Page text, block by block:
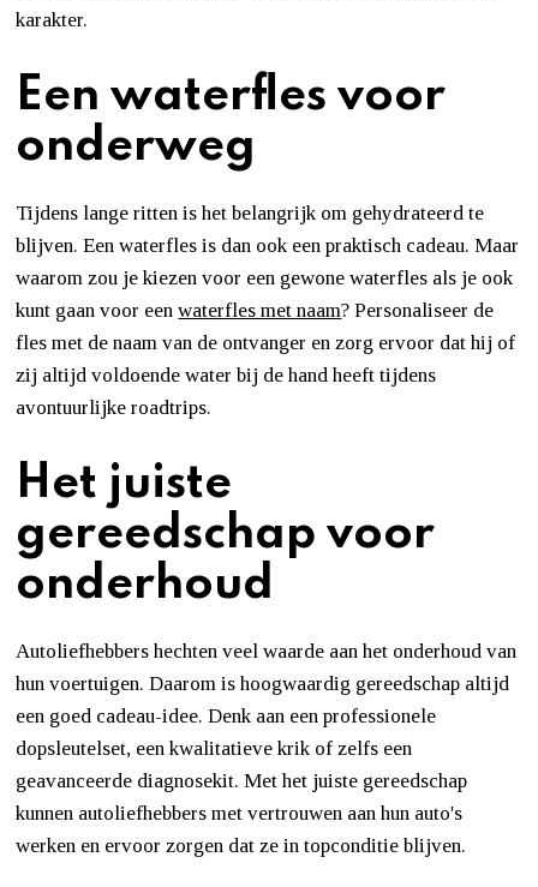
karakter.
Een waterfles voor
onderweg
Tijdens lange ritten is het belangrijk om gehydrateerd te
blijven. Een waterfles is dan ook een praktisch cadeau. Maar
waarom zou je kiezen voor een gewone waterfles als je ook
kunt gaan voor eenwaterfles met naam? Personaliseer de
fles met de naam van de ontvanger en zorg ervoor dat hij of
zij altijd voldoende water bij de hand heeft tijdens
avontuurlijke roadtrips.
Het juiste
gereedschap voor
onderhoud
Autoliefhebbers hechten veel waarde aan het onderhoud van
hun voertuigen. Daarom is hoogwaardig gereedschap altijd
een goed cadeau-idee. Denk aan een professionele
dopsleutelset, een kwalitatieve krik of zelfs een
geavanceerde diagnosekit. Met het juiste gereedschap
kunnen autoliefhebbers met vertrouwen aan hun auto's
werken en ervoor zorgen dat ze in topconditie blijven.